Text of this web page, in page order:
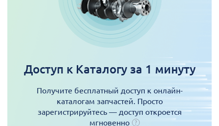
Доступ к Каталогу за 1 минуту
Получите бесплатный доступ к онлайн-
каталогам запчастей. Просто
зарегистрируйтесь — доступ откроется
мгновенно